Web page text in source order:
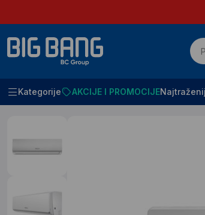
Kategorije AKCIJE I PROMOCIJE
Početna Klimatizacija i grejanje Klima uredjaji